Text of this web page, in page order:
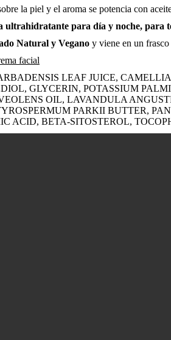
la piel y el aroma se potencia con
ultrahidratante para día y noche, para
Natural y Vegano y viene en un
facial
LEAF JUICE,
GLYCERIN, POTASSIUM
OIL, LAVANDULA
PARKII BUTTER,
ACID, BETA-SITOSTEROL,